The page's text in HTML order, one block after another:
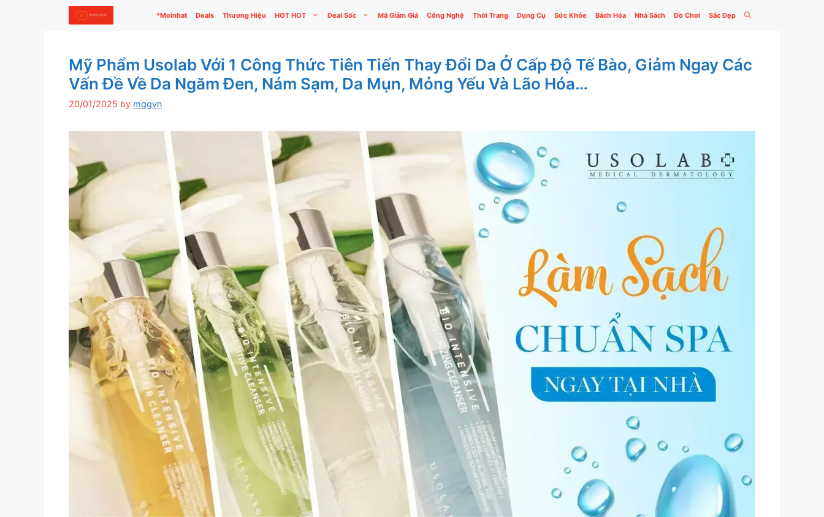
*Moinhat Deals Thương Hiệu HOT HOT Deal Sốc Mã Giảm Giá Công Nghệ Thời Trang Dụng Cụ Sức Khỏe Bách Hóa Nhà Sách Đồ Chơi Sắc Đẹp
Mỹ Phẩm Usolab Với 1 Công Thức Tiên Tiến Thay Đổi Da Ở Cấp Độ Tế Bào, Giảm Ngay Các
Vấn Đề Về Da Ngăm Đen, Nám Sạm, Da Mụn, Mỏng Yếu Và Lão Hóa…
20/01/2025 by mggvn